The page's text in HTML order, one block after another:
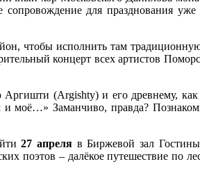
для празднования
чтобы исполнить там
концерт всех артистов
(Argishty) и его древнему,
и моё…» Заманчиво, правда?
27 апреля в Биржевой зал
поэтов – далёкое путешествие по